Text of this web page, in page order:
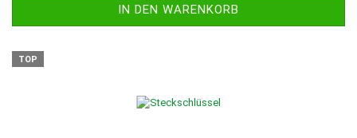
IN DEN WARENKORB
TOP